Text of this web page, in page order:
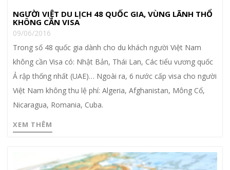
NGƯỜI VIỆT DU LỊCH 48 QUỐC GIA, VÙNG LÃNH THỔ
KHÔNG CẦN VISA
09/06/2016
Trong số 48 quốc gia dành cho du khách người Việt Nam
không cần Visa có: Nhật Bản, Thái Lan, Các tiểu vương quốc
Ả rập thống nhất (UAE)… Ngoài ra, 6 nước cấp visa cho người
Việt Nam không thu lệ phí: Algeria, Afghanistan, Mông Cổ,
Nicaragua, Romania, Cuba.
XEM THÊM